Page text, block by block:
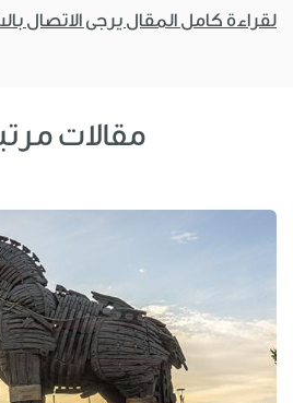
لقراءة كامل المقال يرجى
مقالات